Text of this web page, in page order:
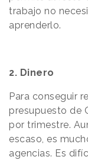
trabajo no
aprenderlo.
2. Dinero
Para conseguir
presupuesto de
por trimestre.
escaso, es
agencias. Es